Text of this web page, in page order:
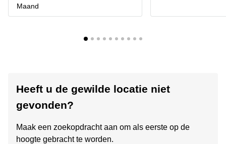
Maand
Heeft u de gewilde locatie niet
gevonden?
Maak een zoekopdracht aan om als eerste op de
hoogte gebracht te worden.